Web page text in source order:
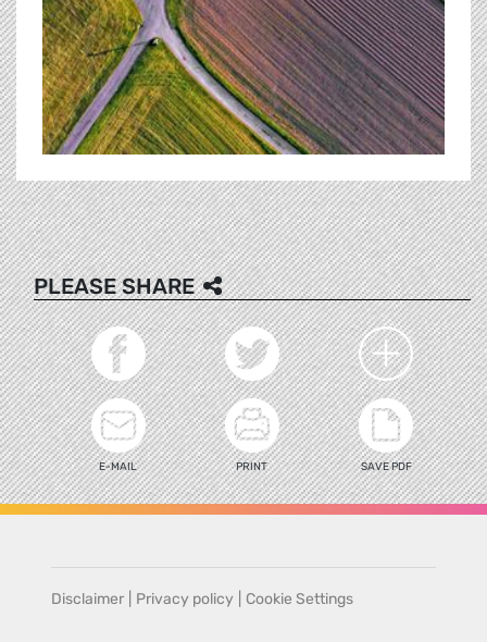
PLEASE SHARE
E-MAIL PRINT SAVE PDF
Disclaimer Privacy policy Cookie Settings